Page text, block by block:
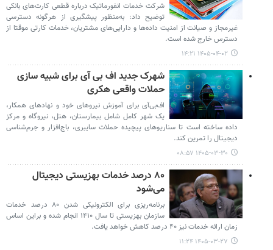
شرکت خدمات انفورماتیک درباره قطعی کارت‌های بانکی
توضیح داد: به‌منظور پیشگیری از هرگونه دسترسی
غیرمجاز و صیانت از امنیت داده‌ها و دارایی‌های مشتریان، خدمات کارتی موقتا از
دسترس خارج شده است.
۱۴۰۵-۰۴-۰۲ ۱۴:۲۱
شهرک جدید اف بی آی برای شبیه سازی
حملات واقعی هکری
اف‌بی‌آی برای آموزش نیروهای خود و نهادهای همکار،
یک شهر کامل شامل بیمارستان، هتل، نیروگاه و مرکز
داده ساخته است تا سناریوهای پیچیده حملات سایبری، باج‌افزار و جرم‌شناسی
دیجیتال را تمرین کند.
۱۴۰۵-۰۳-۳۰ ۰۸:۵۷
۸۰ درصد خدمات بهزیستی دیجیتال
می‌شود
برنامه‌ریزی برای الکترونیکی شدن ۸۰ درصد خدمات
سازمان بهزیستی تا سال ۱۴۱۰ انجام شده و براین اساس
زمان ارائه خدمات نیز ۴۰ درصد کاهش خواهد یافت.
۱۴۰۵-۰۳-۲۷ ۱۱:۲۴